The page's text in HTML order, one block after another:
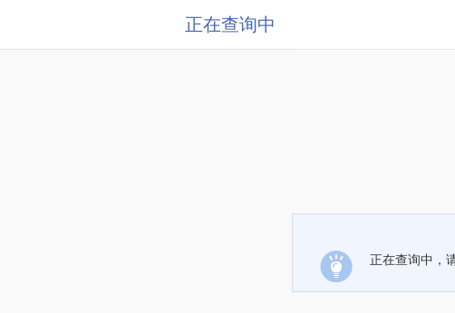
正在查询中
正在查询中，